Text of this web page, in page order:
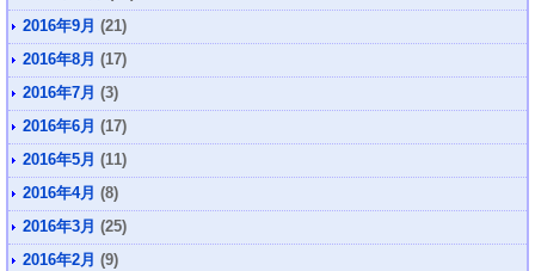
2016年9月 (21)
2016年8月 (17)
2016年7月 (3)
2016年6月 (17)
2016年5月 (11)
2016年4月 (8)
2016年3月 (25)
2016年2月 (9)